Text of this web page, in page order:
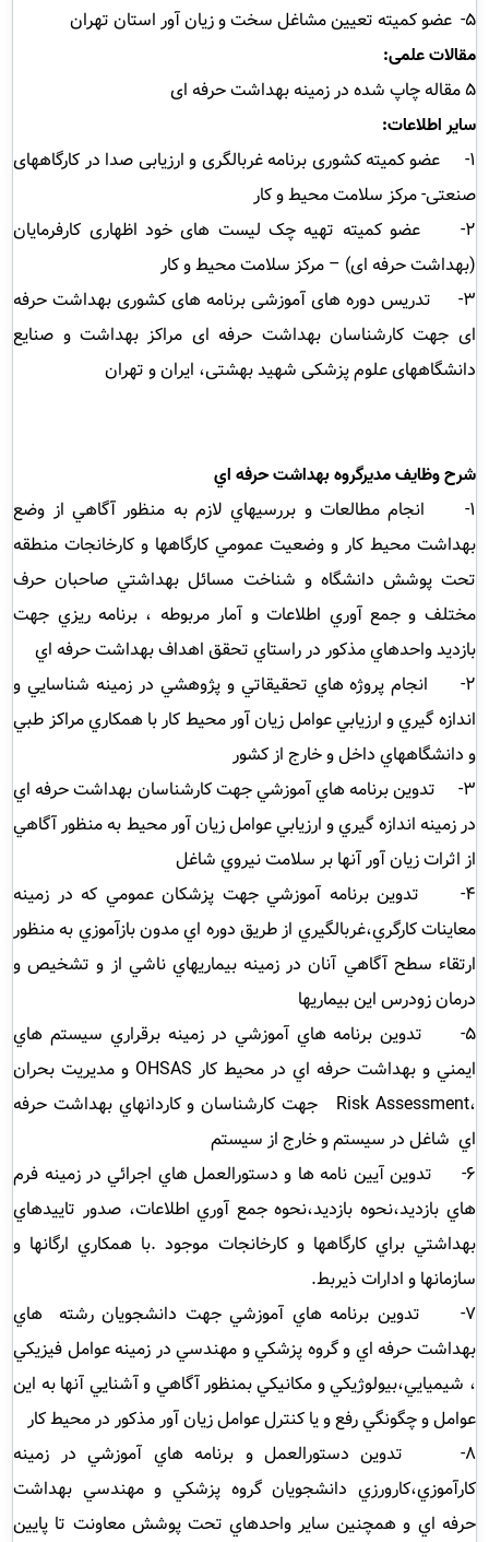
5- عضو کمیته تعیین مشاغل سخت و زیان آور استان تهران
مقالات علمی:
5 مقاله چاپ شده در زمینه بهداشت حرفه ای
سایر اطلاعات:
1- عضو کمیته کشوری برنامه غربالگری و ارزیابی صدا در کارگاههای
صنعتی- مرکز سلامت محیط و کار
2- عضو کمیته تهیه چک لیست های خود اظهاری کارفرمایان
(بهداشت حرفه ای) – مرکز سلامت محیط و کار
3- تدریس دوره های آموزشی برنامه های کشوری بهداشت حرفه
ای جهت کارشناسان بهداشت حرفه ای مراکز بهداشت و صنایع
دانشگاههای علوم پزشکی شهید بهشتی، ایران و تهران
شرح وظايف مدیرگروه بهداشت حرفه اي
1- انجام مطالعات و بررسيهاي لازم به منظور آگاهي از وضع
بهداشت محيط كار و وضعيت عمومي كارگاهها و كارخانجات منطقه
تحت پوشش دانشگاه و شناخت مسائل بهداشتي صاحبان حرف
مختلف و جمع آوري اطلاعات و آمار مربوطه ، برنامه ريزي جهت
بازديد واحدهاي مذكور در راستاي تحقق اهداف بهداشت حرفه اي
2- انجام پروژه هاي تحقيقاتي و پژوهشي در زمينه شناسايي و
اندازه گيري و ارزيابي عوامل زيان آور محيط كار با همكاري مراكز طبي
و دانشگاههاي داخل و خارج از كشور
3- تدوين برنامه هاي آموزشي جهت كارشناسان بهداشت حرفه اي
در زمينه اندازه گيري و ارزيابي عوامل زيان آور محيط به منظور آگاهي
از اثرات زيان آور آنها بر سلامت نيروي شاغل
4- تدوين برنامه آموزشي جهت پزشكان عمومي كه در زمينه
معاينات كارگري،غربالگيري از طريق دوره اي مدون بازآموزي به منظور
ارتقاء سطح آگاهي آنان در زمينه بيماريهاي ناشي از و تشخيص و
درمان زودرس اين بيماريها
5- تدوين برنامه هاي آموزشي در زمينه برقراري سيستم هاي
ايمني و بهداشت حرفه اي در محيط كار OHSAS و مديريت بحران
،Risk Assessment
جهت كارشناسان و كاردانهاي بهداشت حرفه
اي شاغل در سيستم و خارج از سيستم
6- تدوين آيين نامه ها و دستورالعمل هاي اجرائي در زمينه فرم
هاي بازديد،نحوه بازديد،نحوه جمع آوري اطلاعات، صدور تاييدهاي
بهداشتي براي كارگاهها و كارخانجات موجود .با همكاري ارگانها و
سازمانها و ادارات ذيربط.
7- تدوين برنامه هاي آموزشي جهت دانشجويان رشته هاي
بهداشت حرفه اي و گروه پزشكي و مهندسي در زمينه عوامل فيزيكي
، شيميايي،بيولوژيكي و مكانيكي بمنظور آگاهي و آشنايي آنها به اين
عوامل و چگونگي رفع و يا كنترل عوامل زيان آور مذكور در محيط كار
8- تدوين دستورالعمل و برنامه هاي آموزشي در زمينه
كارآموزي،كارورزي دانشجويان گروه پزشكي و مهندسي بهداشت
حرفه اي و همچنين ساير واحدهاي تحت پوشش معاونت تا پايين